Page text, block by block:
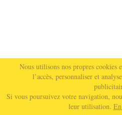
Nous utilisons nos propres cookies
l’accès, personnaliser et
Si vous poursuivez votre navigation,
leur utilisation.